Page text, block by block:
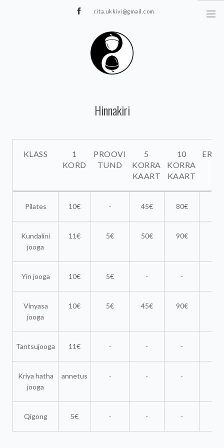
rita.ukkivi@gmail.com
TUNNIPLAAN
TERAAPIA
ÜRITUSED
TIIMIDELE
Hinnakiri
KLASS
1
KORD
PROOVI
TUND
5
KORRA
KAART
10
KORRA
KAART
KORD
TUND
KORRA
KAART
KORRA
KAART
Pilates 10€ - 45€ 80€
Kundalini
jooga
11€ 5€ 50€ 90€
Yin jooga 10€ 5€ - -
Vinyasa
jooga
10€ 5€ 45€ 90€
Tantsujooga 11€ - - -
Kriya hatha
jooga
annetus - - -
Qigong 5€ - - -